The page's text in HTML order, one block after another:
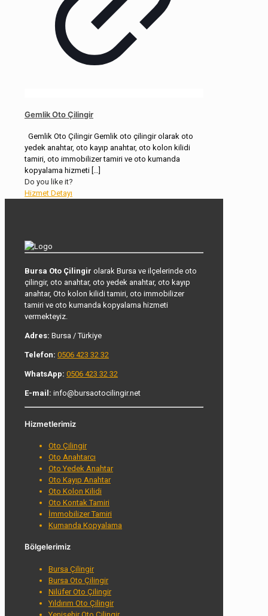
Gemlik Oto Çilingir
Gemlik Oto Çilingir Gemlik oto çilingir olarak oto
yedek anahtar, oto kayıp anahtar, oto kolon kilidi
tamiri, oto immobilizer tamiri ve oto kumanda
kopyalama hizmeti […]
Do you like it?
Hizmet Detayı
Bursa Oto Çilingir olarak Bursa ve ilçelerinde oto
çilingir, oto anahtar, oto yedek anahtar, oto kayıp
anahtar, Oto kolon kilidi tamiri, oto immobilizer
tamiri ve oto kumanda kopyalama hizmeti
vermekteyiz.
Adres: Bursa / Türkiye
Telefon: 0506 423 32 32
WhatsApp: 0506 423 32 32
E-mail: info@bursaotocilingir.net
Hizmetlerimiz
Oto Çilingir
Oto Anahtarcı
Oto Yedek Anahtar
Oto Kayıp Anahtar
Oto Kolon Kilidi
Oto Kontak Tamiri
İmmobilizer Tamiri
Kumanda Kopyalama
Bölgelerimiz
Bursa Çilingir
Bursa Oto Çilingir
Nilüfer Oto Çilingir
Yıldırım Oto Çilingir
Yenişehir Oto Çilingir